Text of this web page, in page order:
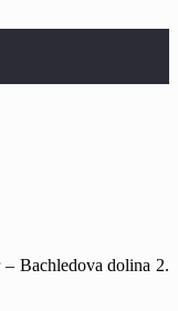
Bachledova dolina 2.